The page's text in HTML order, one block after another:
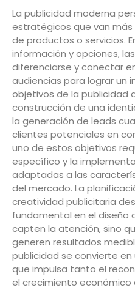
La publicidad moderna
estratégicos que van
de productos o servicios.
información y opciones,
diferenciarse y conectar
audiencias para lograr un
objetivos de la publicidad
construcción de una
la generación de leads
clientes potenciales en
uno de estos objetivos
específico y la
adaptadas a las
del mercado. La
creatividad publicitaria
fundamental en el diseño
capten la atención, sino
generen resultados
publicidad se convierte
que impulsa tanto el
el crecimiento económico